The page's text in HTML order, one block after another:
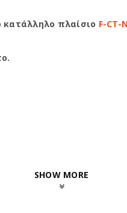
κατάλληλο πλαίσιο F-CT-
SHOW MORE